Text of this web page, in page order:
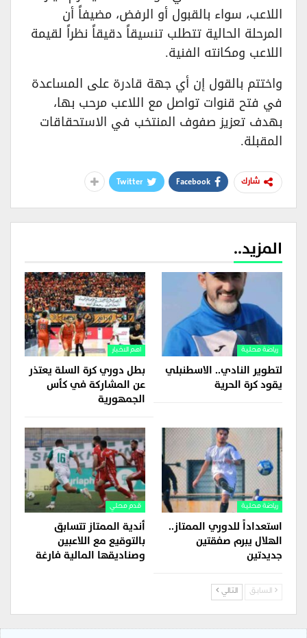
اللاعب، سواء بالقبول أو الرفض، مضيفاً أن
المرحلة الحالية تتطلب تنسيقاً دقيقاً نظراً لقيمة
اللاعب ومكانته الفنية.
واختتم بالقول إن أي جهة قادرة على المساعدة
في فتح قنوات تواصل مع اللاعب مرحب بها،
بهدف تعزيز صفوف المنتخب في الاستحقاقات
المقبلة.
شارك Facebook
Twitter
المزيد..
رياضة محلية
لتطوير النادي.. الاسطنبلي
يقود كرة الحرية
اهم الاخبار
بطل دوري كرة السلة يعتذر
عن المشاركة في كأس
الجمهورية
رياضة محلية
استعداداً للدوري الممتاز..
الهلال يبرم صفقتين
جديدتين
قدم محلي
أندية الممتاز تتسابق
بالتوقيع مع اللاعبين
وصناديقها المالية فارغة
السابق التالي